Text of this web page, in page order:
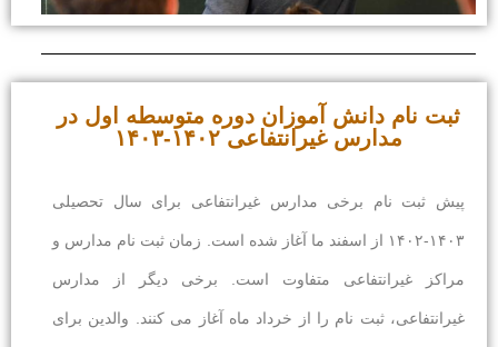
ثبت نام دانش آموزان دوره متوسطه اول در
مدارس غیرانتفاعی ۱۴۰۲-۱۴۰۳
پیش ثبت نام برخی مدارس غیرانتفاعی برای سال تحصیلی
۱۴۰۳-۱۴۰۲ از اسفند ما آغاز شده است. زمان ثبت نام مدارس و
مراکز غیرانتفاعی متفاوت است. برخی دیگر از مدارس
غیرانتفاعی، ثبت نام را از خرداد ماه آغاز می کنند. والدین برای